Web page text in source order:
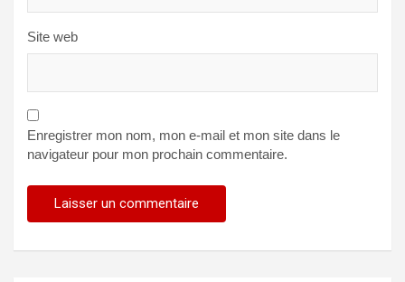
Site web
Enregistrer mon nom, mon e-mail et mon site dans le
navigateur pour mon prochain commentaire.